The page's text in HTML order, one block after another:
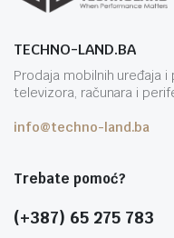
TECHNO-LAND.BA
Prodaja mobilnih uređaja
televizora, računara i
info@techno-land.ba
Trebate pomoć?
(+387) 65 275 783